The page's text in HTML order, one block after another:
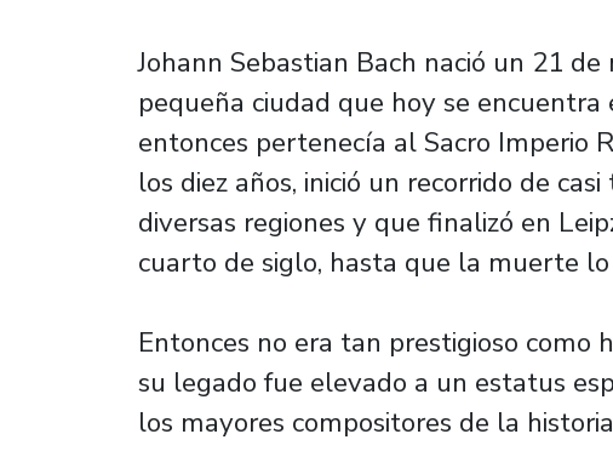
Johann Sebastian Bach nació un 21
pequeña ciudad que hoy se
entonces pertenecía al Sacro Imperio
los diez años, inició un recorrido de
diversas regiones y que finalizó en
cuarto de siglo, hasta que la muerte
Entonces no era tan prestigioso como
su legado fue elevado a un estatus
los mayores compositores de la